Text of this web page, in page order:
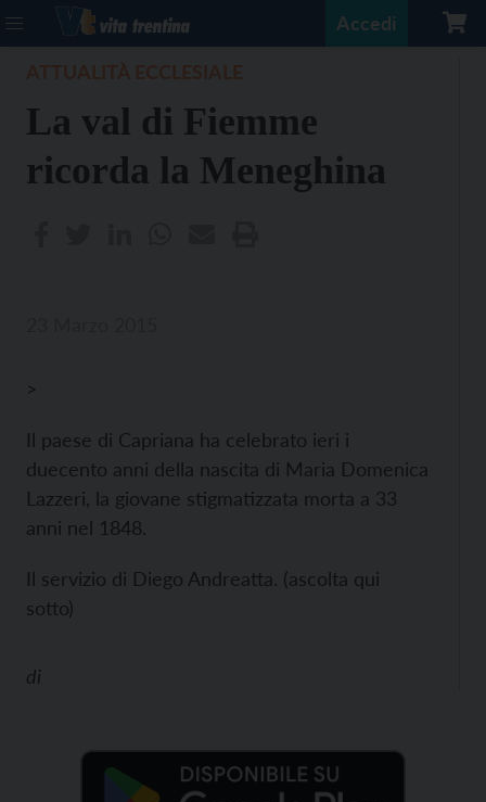
Accedi
La val di Fiemme
ricorda la Meneghina
>
Il paese di Capriana ha celebrato ieri i
duecento anni della nascita di Maria Domenica
Lazzeri, la giovane stigmatizzata morta a 33
anni nel 1848.
Il servizio di Diego Andreatta. (ascolta qui
sotto)
di